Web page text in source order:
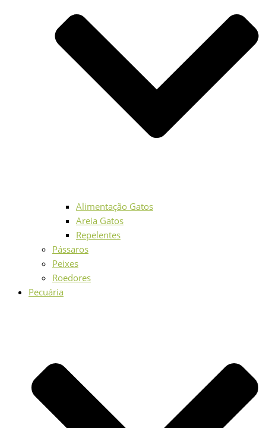
Alimentação Gatos
Areia Gatos
Repelentes
Pássaros
Peixes
Roedores
Pecuária